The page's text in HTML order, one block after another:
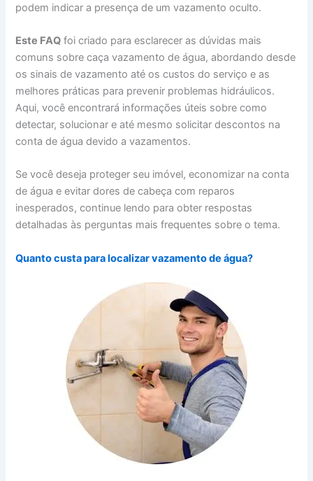
podem indicar a presença de um vazamento oculto.
Este FAQ foi criado para esclarecer as dúvidas mais
comuns sobre caça vazamento de água, abordando desde
os sinais de vazamento até os custos do serviço e as
melhores práticas para prevenir problemas hidráulicos.
Aqui, você encontrará informações úteis sobre como
detectar, solucionar e até mesmo solicitar descontos na
conta de água devido a vazamentos.
Se você deseja proteger seu imóvel, economizar na conta
de água e evitar dores de cabeça com reparos
inesperados, continue lendo para obter respostas
detalhadas às perguntas mais frequentes sobre o tema.
Quanto custa para localizar vazamento de água?